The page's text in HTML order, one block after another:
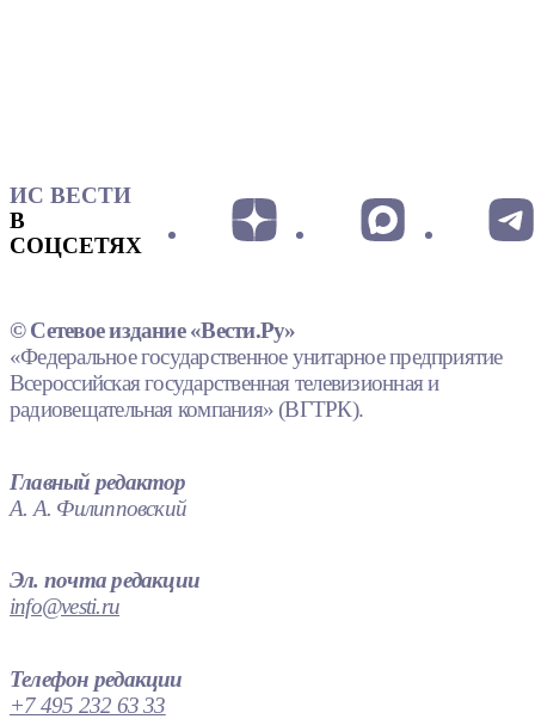
ИС ВЕСТИ
В
СОЦСЕТЯХ
© Сетевое издание «Вести.Ру»
«Федеральное государственное унитарное предприятие
Всероссийская государственная телевизионная и
радиовещательная компания» (ВГТРК).
Главный редактор
А. А. Филипповский
Эл. почта редакции
info@vesti.ru
Телефон редакции
+7 495 232 63 33